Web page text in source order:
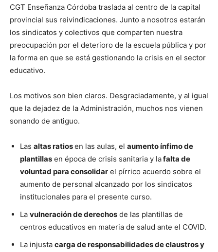
CGT Enseñanza Córdoba traslada al centro de la capital
provincial sus reivindicaciones. Junto a nosotros estarán
los sindicatos y colectivos que comparten nuestra
preocupación por el deterioro de la escuela pública y por
la forma en que se está gestionando la crisis en el sector
educativo.
Los motivos son bien claros. Desgraciadamente, y al igual
que la dejadez de la Administración, muchos nos vienen
sonando de antiguo.
Las altas ratiosen las aulas, el aumento ínfimo de
plantillas en época de crisis sanitaria y lafalta de
voluntad para consolidar el pírrico acuerdo sobre el
aumento de personal alcanzado por los sindicatos
institucionales para el presente curso.
La vulneración de derechos de las plantillas de
centros educativos en materia de salud ante el COVID.
La injusta carga de responsabilidades de claustros y